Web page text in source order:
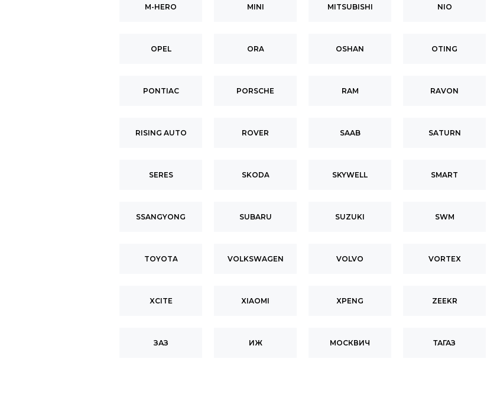
M-HERO MINI MITSUBISHI NIO
OPEL ORA OSHAN OTING
PONTIAC PORSCHE RAM RAVON
RISING AUTO ROVER SAAB SATURN
SERES SKODA SKYWELL SMART
SSANGYONG SUBARU SUZUKI SWM
TOYOTA VOLKSWAGEN VOLVO VORTEX
XCITE XIAOMI XPENG ZEEKR
ЗАЗ ИЖ МОСКВИЧ ТАГАЗ